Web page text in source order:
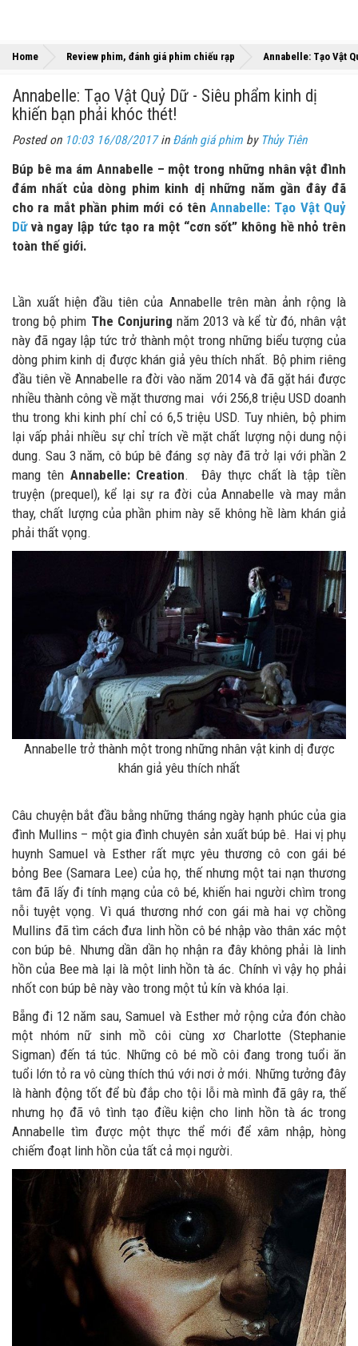
Home Review phim, đánh giá phim chiếu rạp Annabelle: Tạo Vật
Annabelle: Tạo Vật Quỷ Dữ - Siêu phẩm kinh dị
khiến bạn phải khóc thét!
Posted on 10:03 16/08/2017in Đánh giá phim by Thủy Tiên
Búp bê ma ám Annabelle – một trong những nhân vật đình
đám nhất của dòng phim kinh dị những năm gần đây đã
cho ra mắt phần phim mới có tênAnnabelle: Tạo Vật Quỷ
Dữvà ngay lập tức tạo ra một “cơn sốt” không hề nhỏ trên
toàn thế giới.
Lần xuất hiện đầu tiên của Annabelle trên màn ảnh rộng là
trong bộ phim The Conjuring năm 2013 và kể từ đó, nhân vật
này đã ngay lập tức trở thành một trong những biểu tượng của
dòng phim kinh dị được khán giả yêu thích nhất. Bộ phim riêng
đầu tiên về Annabelle ra đời vào năm 2014 và đã gặt hái được
nhiều thành công về mặt thương mai với 256,8 triệu USD doanh
thu trong khi kinh phí chỉ có 6,5 triệu USD. Tuy nhiên, bộ phim
lại vấp phải nhiều sự chỉ trích về mặt chất lượng nội dung nội
dung. Sau 3 năm, cô búp bê đáng sợ này đã trở lại với phần 2
mang tên Annabelle: Creation. Đây thực chất là tập tiền
truyện (prequel), kể lại sự ra đời của Annabelle và may mắn
thay, chất lượng của phần phim này sẽ không hề làm khán giả
phải thất vọng.
Annabelle trở thành một trong những nhân vật kinh dị được
khán giả yêu thích nhất
Câu chuyện bắt đầu bằng những tháng ngày hạnh phúc của gia
đình Mullins – một gia đình chuyên sản xuất búp bê. Hai vị phụ
huynh Samuel và Esther rất mực yêu thương cô con gái bé
bỏng Bee (Samara Lee) của họ, thế nhưng một tai nạn thương
tâm đã lấy đi tính mạng của cô bé, khiến hai người chìm trong
nỗi tuyệt vọng. Vì quá thương nhớ con gái mà hai vợ chồng
Mullins đã tìm cách đưa linh hồn cô bé nhập vào thân xác một
con búp bê. Nhưng dần dần họ nhận ra đây không phải là linh
hồn của Bee mà lại là một linh hồn tà ác. Chính vì vậy họ phải
nhốt con búp bê này vào trong một tủ kín và khóa lại.
Bẵng đi 12 năm sau, Samuel và Esther mở rộng cửa đón chào
một nhóm nữ sinh mồ côi cùng xơ Charlotte (Stephanie
Sigman) đến tá túc. Những cô bé mồ côi đang trong tuổi ăn
tuổi lớn tỏ ra vô cùng thích thú với nơi ở mới. Những tưởng đây
là hành động tốt để bù đắp cho tội lỗi mà mình đã gây ra, thế
nhưng họ đã vô tình tạo điều kiện cho linh hồn tà ác trong
Annabelle tìm được một thực thể mới để xâm nhập, hòng
chiếm đoạt linh hồn của tất cả mọi người.